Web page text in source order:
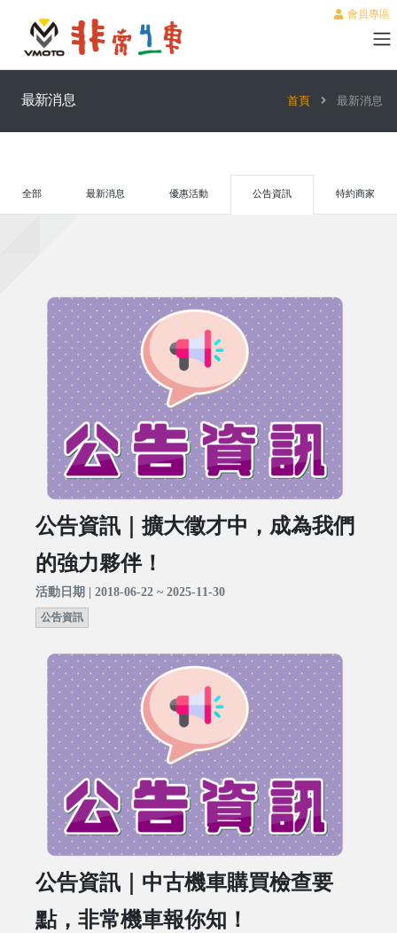
會員專區
最新消息 首頁 最新消息
全部 最新消息 優惠活動 公告資訊 特約商家
公告資訊｜擴大徵才中，成為我們
的強力夥伴！
活動日期 | 2018-06-22 ~ 2025-11-30
公告資訊
公告資訊｜中古機車購買檢查要
點，非常機車報你知！